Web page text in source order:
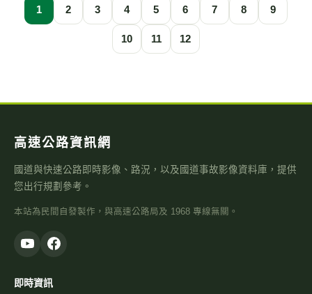
1 2 3 4 5 6 7 8 9
10 11 12
高速公路資訊網
國道與快速公路即時影像、路況，以及國道事故影像資料庫，提供
您出行規劃參考。
本站為民間自發製作，與高速公路局及 1968 專線無關。
即時資訊